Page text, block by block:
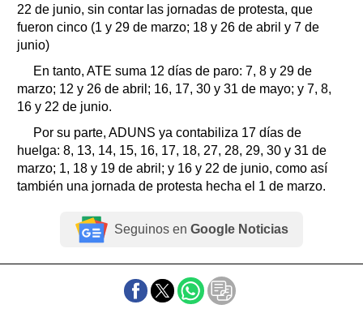
22 de junio, sin contar las jornadas de protesta, que
fueron cinco (1 y 29 de marzo; 18 y 26 de abril y 7 de
junio)
En tanto, ATE suma 12 días de paro: 7, 8 y 29 de
marzo; 12 y 26 de abril; 16, 17, 30 y 31 de mayo; y 7, 8,
16 y 22 de junio.
Por su parte, ADUNS ya contabiliza 17 días de
huelga: 8, 13, 14, 15, 16, 17, 18, 27, 28, 29, 30 y 31 de
marzo; 1, 18 y 19 de abril; y 16 y 22 de junio, como así
también una jornada de protesta hecha el 1 de marzo.
Seguinos en Google Noticias